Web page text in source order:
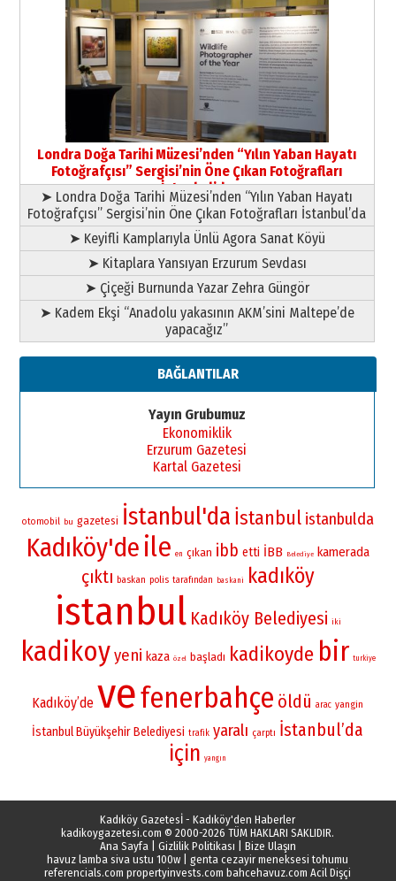
Yıldırım Gündoğdu
HAVVA’NIN ÜÇ KIZI
09 Temmuz 2026 Perşembe
Yusuf POLAT
Şampiyonluk Sebahattin Şirin’e
yazar
11 Mayıs 2026 Pazartesi
Londra Doğa Tarihi Müzesi’nden “Yılın Yaban Hayatı
Fotoğrafçısı” Sergisi’nin Öne Çıkan Fotoğrafları
İstanbul’da
➤ Londra Doğa Tarihi Müzesi’nden “Yılın Yaban Hayatı
Fotoğrafçısı” Sergisi’nin Öne Çıkan Fotoğrafları İstanbul’da
➤ Keyifli Kamplarıyla Ünlü Agora Sanat Köyü
➤ Kitaplara Yansıyan Erzurum Sevdası
➤ Çiçeği Burnunda Yazar Zehra Güngör
➤ Kadem Ekşi “Anadolu yakasının AKM’sini Maltepe’de
yapacağız”
BAĞLANTILAR
Yayın Grubumuz
Ekonomiklik
Erzurum Gazetesi
Kartal Gazetesi
otomobil bu gazetesi İstanbul'da İstanbul istanbulda
Kadıköy'de ile en çıkan ibb etti İBB Belediye kamerada
çıktı baskan polis tarafından baskani kadıköy
istanbul Kadıköy Belediyesi iki
kadikoyyeni kaza özel başladı kadikoyde bir turkiye
Kadıköy’de vefenerbahçe öldü arac yangin
İstanbul Büyükşehir Belediyesi trafik yaralı çarptı İstanbul’da
için yangın
Kadıköy Gazetesİ - Kadıköy'den Haberler
kadikoygazetesi.com © 2000-2026 TÜM HAKLARI SAKLIDIR.
Ana Sayfa
Gizlilik Politikası
Bize Ulaşın
havuz lamba siva ustu 100w |genta cezayir meneksesi tohumu
referencials.com propertyinvests.com bahcehavuz.com Acil Dişçi